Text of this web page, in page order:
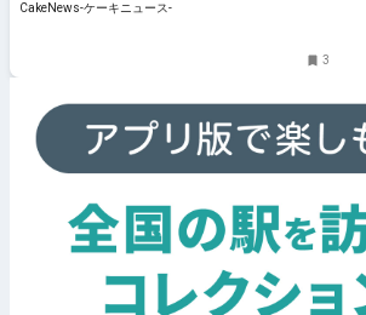
CakeNews-ケーキニュース-
3